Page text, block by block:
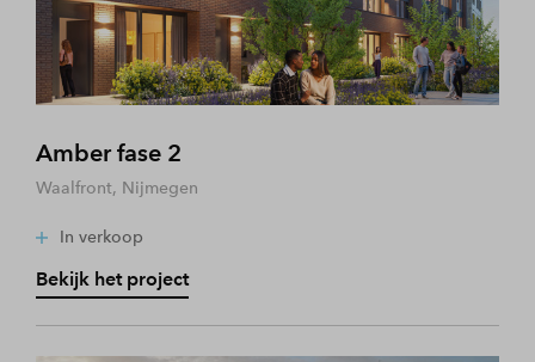
Amber fase 2
Waalfront, Nijmegen
In verkoop
Bekijk het project